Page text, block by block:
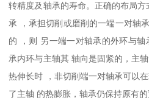
转精度及轴承的寿命。正确的布局
承 ，承担切削或磨削的一端一对轴
的 ，则 另一端一对轴承的外环与
承内环与主轴其 轴向是固紧的，主
热伸长时 ，非切削端一对轴承可以
了主轴 的热膨胀，轴承仍保持原有的